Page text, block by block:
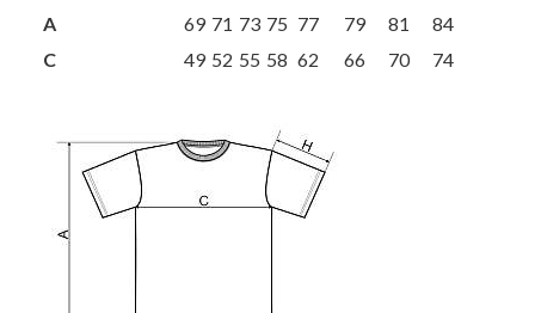
A
69 71 73 75 77 79 81
84
C
49 52 55 58 62 66 70 74